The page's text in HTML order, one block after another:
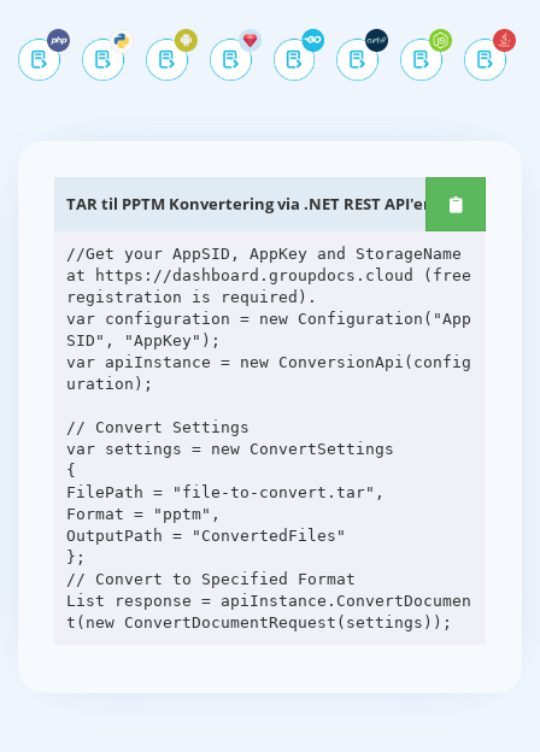
TAR til PPTM Konvertering via .NET REST API'er
//Get your AppSID, AppKey and StorageName
at https://dashboard.groupdocs.cloud (free
registration is required).
var configuration = new Configuration("App
SID", "AppKey");
var apiInstance = new ConversionApi(config
uration);
// Convert Settings
var settings = new ConvertSettings
{
FilePath = "file-to-convert.tar",
Format = "pptm",
OutputPath = "ConvertedFiles"
};
// Convert to Specified Format
List response = apiInstance.ConvertDocumen